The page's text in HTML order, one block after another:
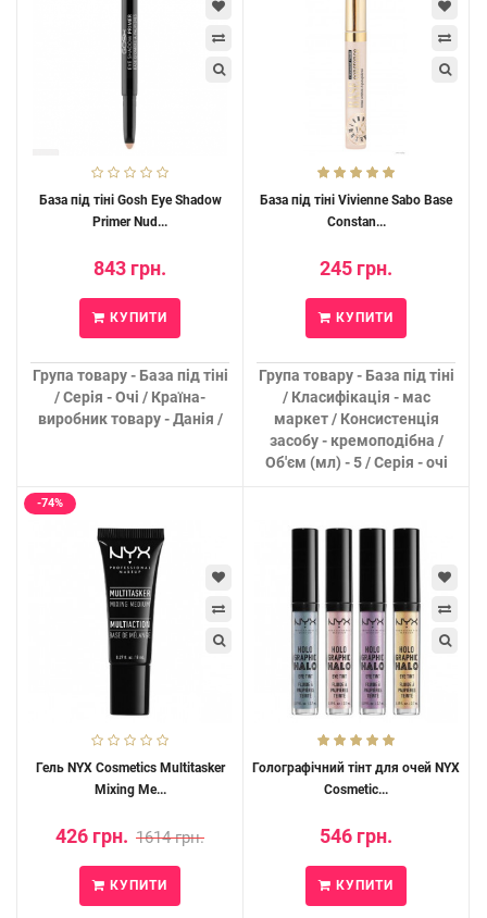
База під тіні Gosh Eye Shadow
Primer Nud...
843 грн.
КУПИТИ
Група товару - База під тіні
/ Серія - Очі / Країна-
виробник товару - Данія /
База під тіні Vivienne Sabo Base
Constan...
245 грн.
КУПИТИ
Група товару - База під тіні
/ Класифікація - мас
маркет / Консистенція
засобу - кремоподібна /
Об'єм (мл) - 5 / Серія - очі
-74%
Гель NYX Cosmetics Multitasker
Mixing Me...
426 грн. 1614 грн.
КУПИТИ
Голографічний тінт для очей NYX
Cosmetic...
546 грн.
КУПИТИ